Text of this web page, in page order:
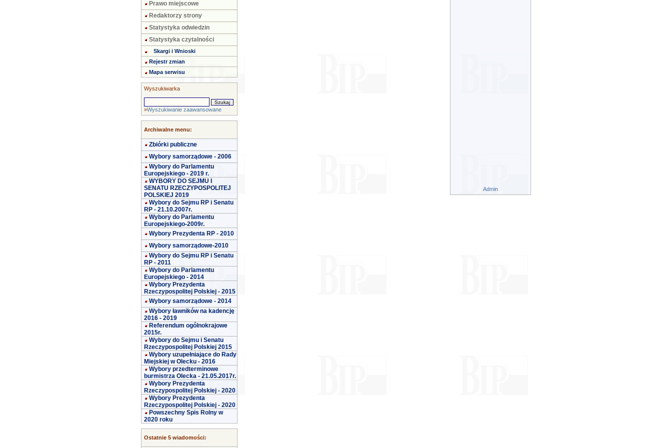
Prawo miejscowe
Redaktorzy strony
Statystyka odwiedzin
Statystyka czytalności
Skargi i Wnioski
Rejestr zmian
Mapa serwisu
Wyszukiwarka
»Wyszukiwanie zaawansowane
Archiwalne menu:
Zbiórki publiczne
Wybory samorządowe - 2006
Wybory do Parlamentu
Europejskiego - 2019 r.
WYBORY DO SEJMU I
SENATU RZECZYPOSPOLITEJ
POLSKIEJ 2019
Wybory do Sejmu RP i Senatu
RP - 21.10.2007r.
Wybory do Parlamentu
Europejskiego-2009r.
Wybory Prezydenta RP - 2010
Wybory samorządowe-2010
Wybory do Sejmu RP i Senatu
RP - 2011
Wybory do Parlamentu
Europejskiego - 2014
Wybory Prezydenta
Rzeczypospolitej Polskiej - 2015
Wybory samorządowe - 2014
Wybory ławników na kadencję
2016 - 2019
Referendum ogólnokrajowe
2015r.
Wybory do Sejmu i Senatu
Rzeczypospolitej Polskiej 2015
Wybory uzupełniające do Rady
Miejskiej w Olecku - 2016
Wybory przedterminowe
burmistrza Olecka - 21.05.2017r.
Wybory Prezydenta
Rzeczypospolitej Polskiej - 2020
Wybory Prezydenta
Rzeczypospolitej Polskiej - 2020
Powszechny Spis Rolny w
2020 roku
Ostatnie 5 wiadomości:
Admin